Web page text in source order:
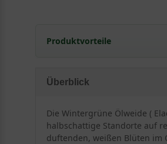
Produktvorteile
sehr langlebig und
erstaunlich gut
sehr schnittverträglich
Überblick
Die Wintergrüne Ölweide (
halbschattige Standorte auf
duftenden, weißen Blüten im